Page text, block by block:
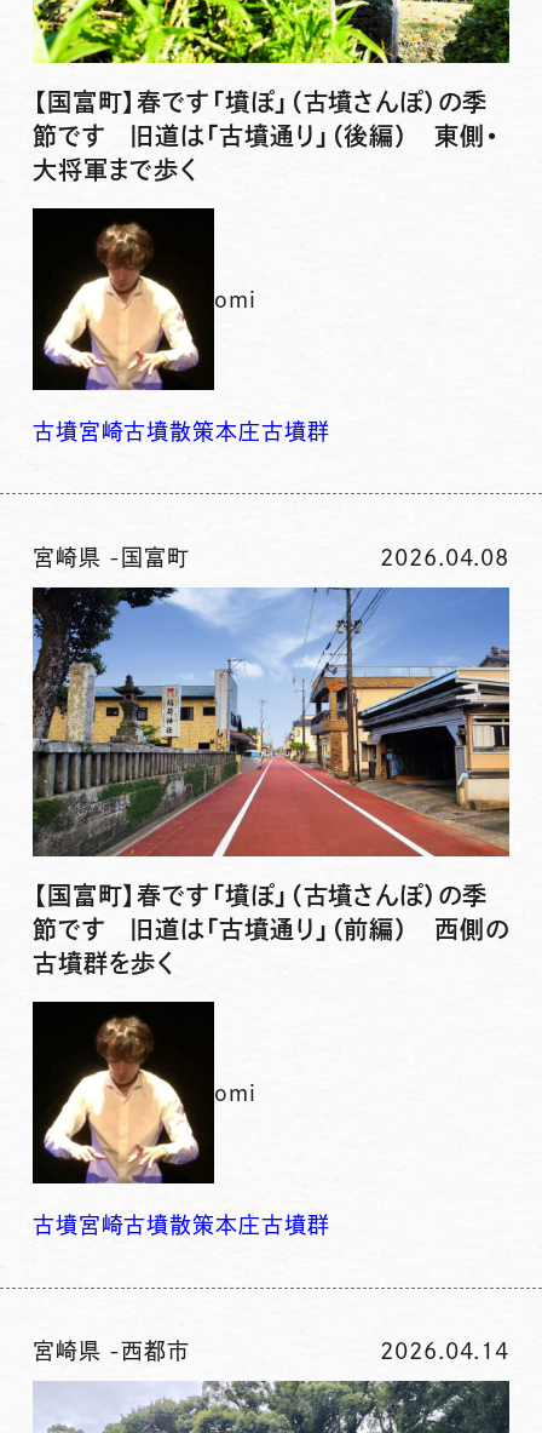
【国富町】春です「墳ぽ」（古墳さんぽ）の季
節です 旧道は「古墳通り」（後編） 東側・
大将軍まで歩く
omi
古墳宮崎古墳散策本庄古墳群
宮崎県 - 国富町 2026.04.08
【国富町】春です「墳ぽ」（古墳さんぽ）の季
節です 旧道は「古墳通り」（前編） 西側の
古墳群を歩く
omi
古墳宮崎古墳散策本庄古墳群
宮崎県 - 西都市 2026.04.14